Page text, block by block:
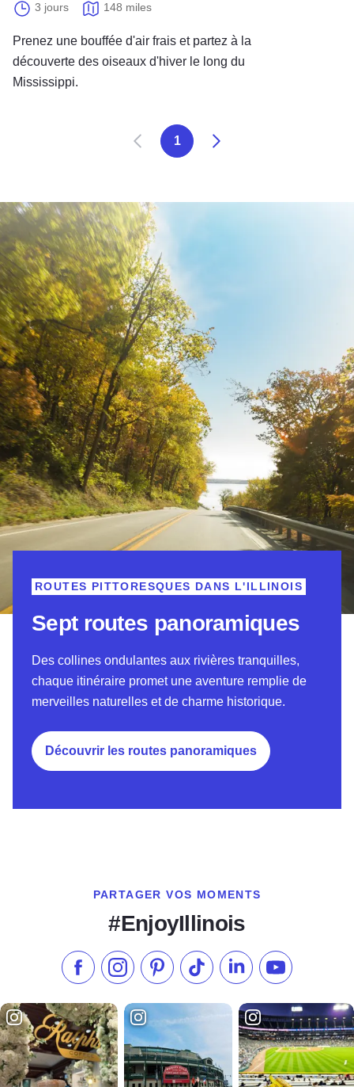
3 jours 148 miles
Prenez une bouffée d'air frais et partez à la
découverte des oiseaux d'hiver le long du
Mississippi.
Précédent1 Suivant
Sept routes panoramiques
ROUTES PITTORESQUES DANS L'ILLINOIS
Des collines ondulantes aux rivières tranquilles,
chaque itinéraire promet une aventure remplie de
merveilles naturelles et de charme historique.
Découvrir les routes panoramiques
PARTAGER VOS MOMENTS
#EnjoyIllinois
Aimez-nous sur Facebook
Suivez-nous sur Instagram
Consultez notre Pinterest
Suivez-nous sur TikTok
Suivez-nous sur
S'abonner à